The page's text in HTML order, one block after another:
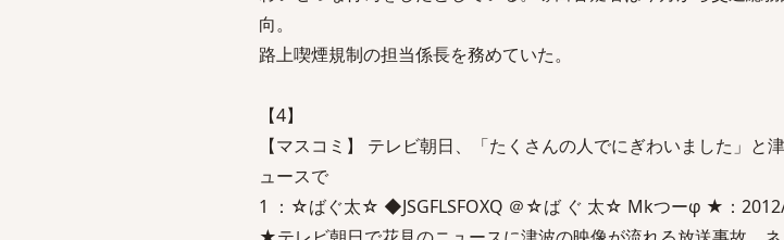
向。
路上喫煙規制の担当係長を務めていた。
【4】
【マスコミ】 テレビ朝日、「たくさんの人でにぎわいました」
ュースで
1 ：☆ばぐ太☆ ◆JSGFLSFOXQ ＠☆ば ぐ 太☆ Mkつーφ ★：2012/